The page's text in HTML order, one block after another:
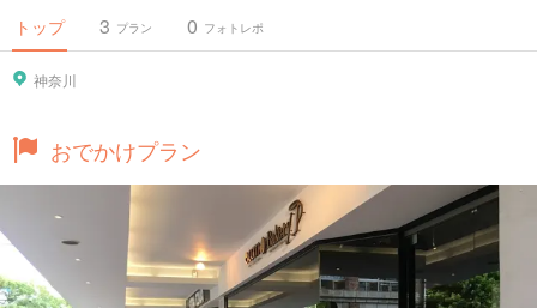
トップ プラン
3 フォトレポ
0
神奈川
おでかけプラン